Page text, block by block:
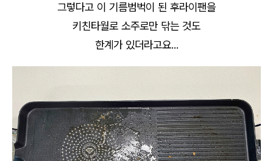
그렇다고 이 기름범벅이 된 후라이팬을
키친타월로 소주로만 닦는 것도
한계가 있더라고요...